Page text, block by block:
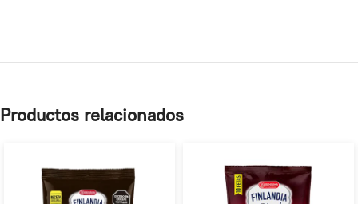
Productos relacionados